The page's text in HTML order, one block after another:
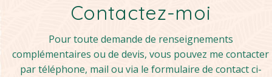
Contactez-moi
Pour toute demande de renseignements
complémentaires ou de devis, vous pouvez me contacter
par téléphone, mail ou via le formulaire de contact ci-